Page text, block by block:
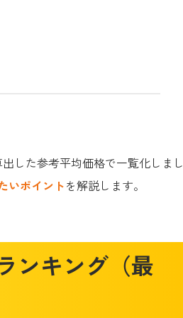
した参考平均価格で一覧化しまし
いポイントを解説します。
ンキング（最